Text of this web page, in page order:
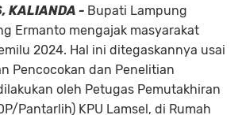
KALIANDA - Bupati Lampung
Ermanto mengajak masyarakat
2024. Hal ini ditegaskannya usai
Pencocokan dan Penelitian
oleh Petugas Pemutakhiran
Pantarlih) KPU Lamsel, di Rumah